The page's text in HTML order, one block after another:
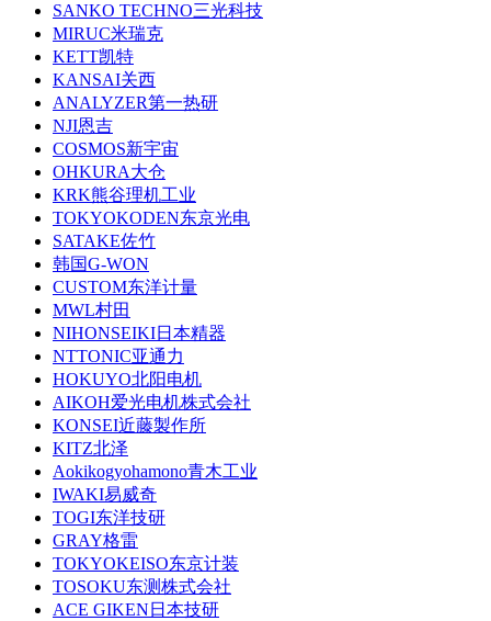
SANKO TECHNO三光科技
MIRUC米瑞克
KETT凯特
KANSAI关西
ANALYZER第一热研
NJI恩吉
COSMOS新宇宙
OHKURA大仓
KRK熊谷理机工业
TOKYOKODEN东京光电
SATAKE佐竹
韩国G-WON
CUSTOM东洋计量
MWL村田
NIHONSEIKI日本精器
NTTONIC亚通力
HOKUYO北阳电机
AIKOH爱光电机株式会社
KONSEI近藤製作所
KITZ北泽
Aokikogyohamono青木工业
IWAKI易威奇
TOGI东洋技研
GRAY格雷
TOKYOKEISO东京计装
TOSOKU东测株式会社
ACE GIKEN日本技研